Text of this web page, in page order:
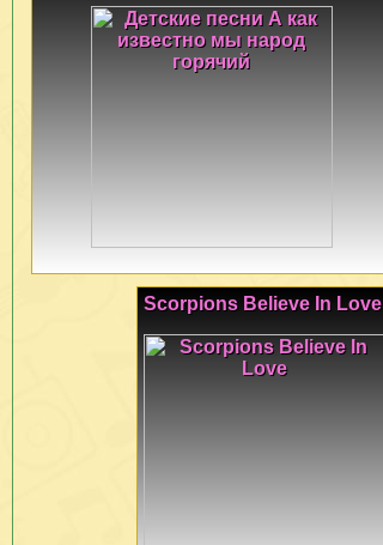
Scorpions Believe In Love